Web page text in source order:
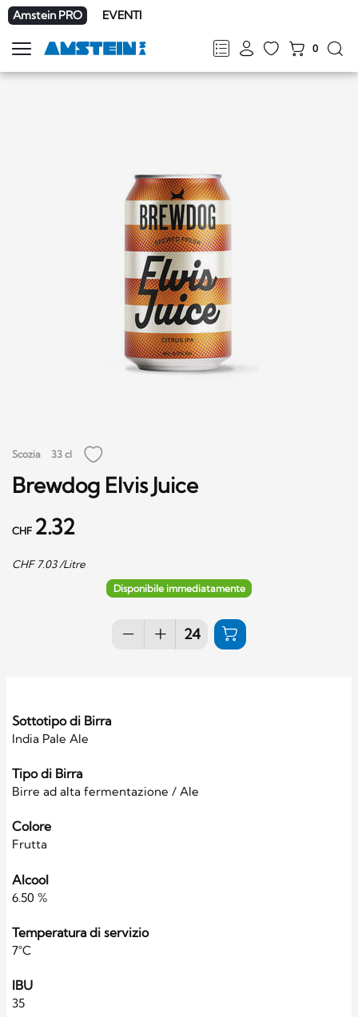
Amstein PRO EVENTI
FRDEENIT
0
Mostra
la
Scozia 33 cl
Brewdog Elvis Juice
CHF 2.32
CHF 7.03/Litre
Disponibile immediatamente
Sottotipo di Birra
India Pale Ale
Tipo di Birra
Birre ad alta fermentazione / Ale
Colore
Frutta
Alcool
6.50 %
Temperatura di servizio
7°C
IBU
35